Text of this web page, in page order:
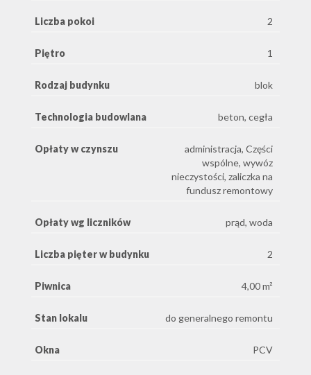
Liczba pokoi 2
Piętro 1
Rodzaj budynku blok
Technologia budowlana beton, cegła
Opłaty w czynszu
administracja, Części
wspólne, wywóz
nieczystości, zaliczka na
fundusz remontowy
Opłaty wg liczników prąd, woda
Liczba pięter w budynku 2
Piwnica 4,00 m²
Stan lokalu do generalnego remontu
Okna PCV